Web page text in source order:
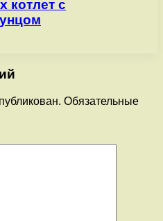
котлет с
Обязательные